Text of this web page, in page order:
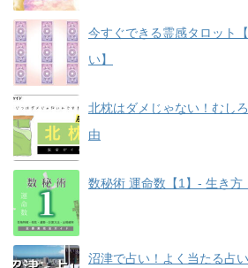
今すぐできる霊感タロット
い】
北枕はダメじゃない！むし
由
数秘術 運命数【1】- 生き方
沼津で占い！よく当たる占